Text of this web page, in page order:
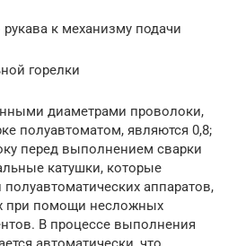
к механизму подачи
горелки
диаметрами проволоки,
полуавтоматом, являются 0,8;
перед выполнением сварки
катушки, которые
аппаратов,
при помощи несложных
В процессе выполнения